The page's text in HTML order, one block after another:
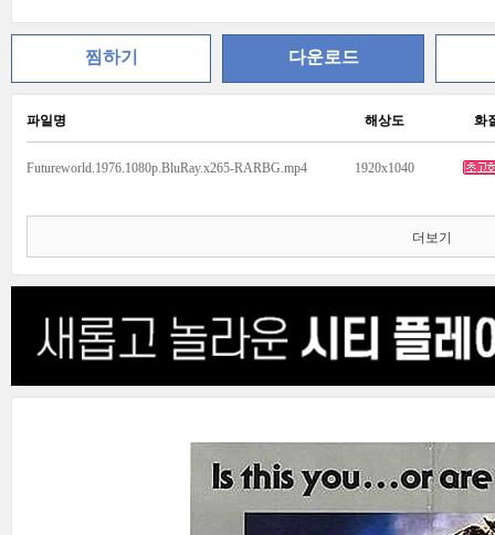
찜하기 다운로드
파일명 해상도 화
Futureworld.1976.1080p.BluRay.x265-RARBG.mp4 1920x1040
더보기